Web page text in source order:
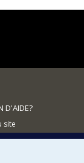
D'AIDE?
site
une erreur